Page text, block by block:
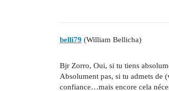
belli79 (William Bellicha)
Bjr Zorro, Oui, si tu tiens
Absolument pas, si tu admets de
confiance…mais encore cela